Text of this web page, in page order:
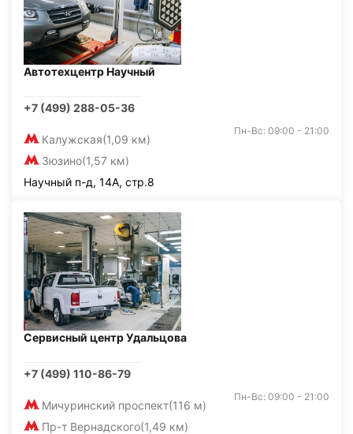
Автотехцентр Научный
+7 (499) 288-05-36
Калужская(1,09 км)
Зюзино(1,57 км)
Пн-Вс: 09:00 - 21:00
Научный п-д, 14А, стр.8
Сервисный центр Удальцова
+7 (499) 110-86-79
Мичуринский проспект(116 м)
Пр-т Вернадского(1,49 км)
Пн-Вс: 09:00 - 21:00